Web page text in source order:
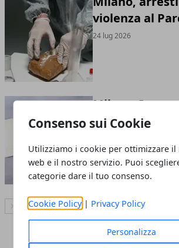
Consenso sui Cookie
Utilizziamo i cookie per ottimizzare
web e il nostro servizio. Puoi
categorie dare il tuo consenso.
Cookie Policy | Privacy Policy
Personalizza
violenza al
24 lug 2026
Milano,
SmartCityLab:
23 lug 2026
Articolo Successivo